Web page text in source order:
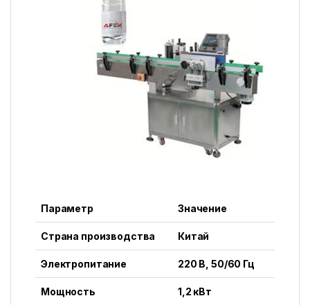
Параметр Значение
Страна производства Китай
Электропитание 220 В, 50/60 Гц
Мощность 1,2 кВт